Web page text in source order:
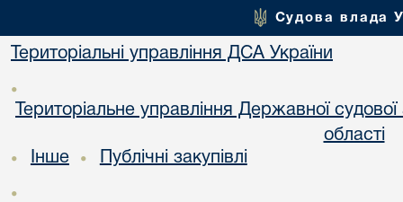
Судова влада
Територіальні управління ДСА України
•
Територіальне управління Державної судової
області
• Інше • Публічні закупівлі
•